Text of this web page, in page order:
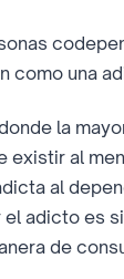
como una
la
al
al
adicto es
de